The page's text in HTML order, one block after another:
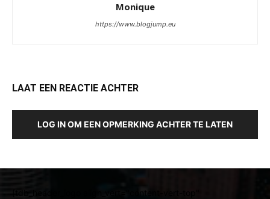
Monique
https://www.blogjump.eu
LAAT EEN REACTIE ACHTER
LOG IN OM EEN OPMERKING ACHTER TE LATEN
[tdb_header_logo align_vert="content-vert-top"